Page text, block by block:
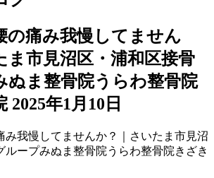
の痛み我慢してません
ま市見沼区・浦和区接骨
ぬま整骨院うらわ整骨院
2025年1月10日